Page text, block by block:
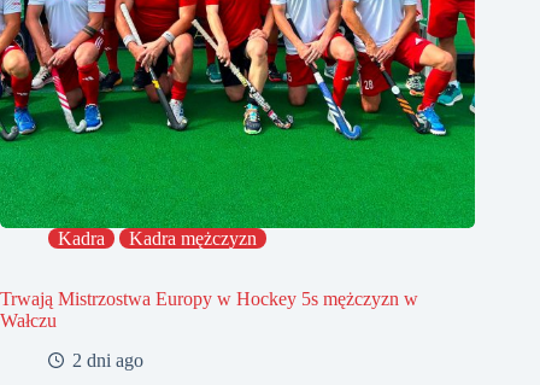
Kadra Kadra mężczyzn
Trwają Mistrzostwa Europy w Hockey 5s mężczyzn w
Wałczu
2 dni ago